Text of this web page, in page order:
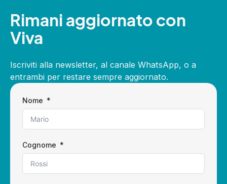
Rimani aggiornato con
Viva
Iscriviti alla newsletter, al canale WhatsApp, o a
entrambi per restare sempre aggiornato.
Nome
Cognome